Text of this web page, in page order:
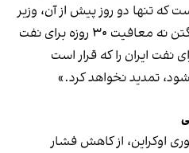
که تنها دو روز پیش از آن، وزیر
خزانه‌داری گفته بود که واشینگتن نه معافیت ۳۰ روزه برای نفت
نفت ایران را که قرار است
اوکراین، از کاهش فشار